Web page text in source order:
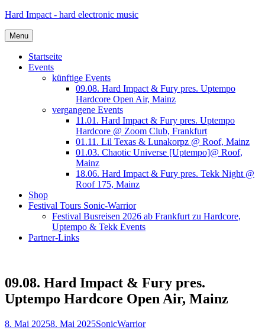
Skip
content
Hard Impact - hard electronic music
Menu
Startseite
Events
künftige Events
09.08. Hard Impact & Fury pres. Uptempo
Hardcore Open Air, Mainz
vergangene Events
11.01. Hard Impact & Fury pres. Uptempo
Hardcore @ Zoom Club, Frankfurt
01.11. Lil Texas & Lunakorpz @ Roof, Mainz
01.03. Chaotic Universe [Uptempo]@ Roof,
Mainz
18.06. Hard Impact & Fury pres. Tekk Night @
Roof 175, Mainz
Shop
Festival Tours Sonic-Warrior
Festival Busreisen 2026 ab Frankfurt zu Hardcore,
Uptempo & Tekk Events
Partner-Links
09.08. Hard Impact & Fury pres.
Uptempo Hardcore Open Air, Mainz
Posted
8. Mai 20258. Mai 2025Author
SonicWarrior